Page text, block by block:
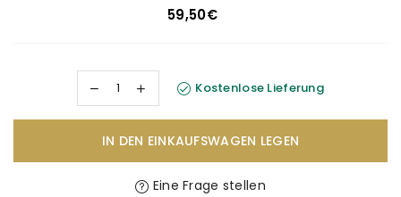
Normaler
59,50€
Kostenlose Lieferung
IN DEN EINKAUFSWAGEN LEGEN
Eine Frage stellen